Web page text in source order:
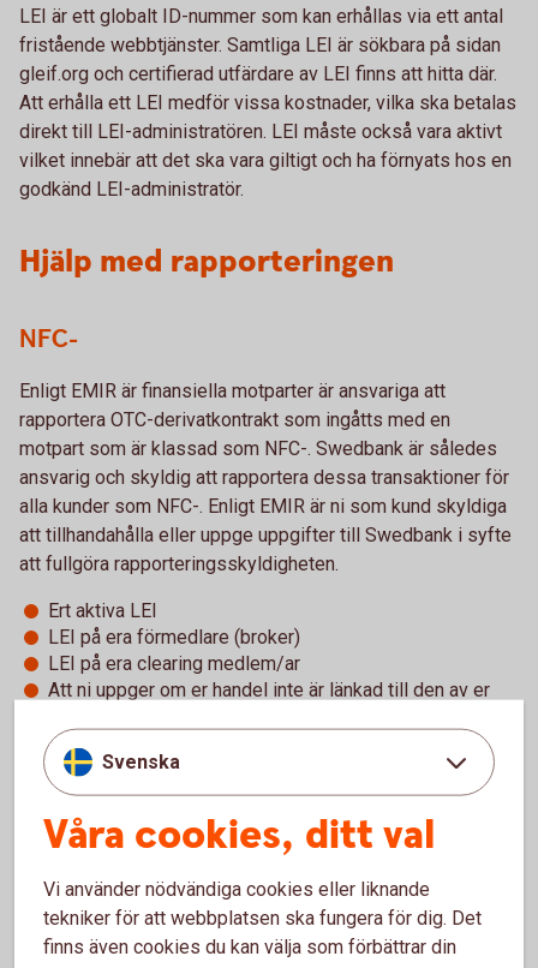
LEI är ett globalt ID-nummer som kan erhållas via ett antal
fristående webbtjänster. Samtliga LEI är sökbara på sidan
gleif.org och certifierad utfärdare av LEI finns att hitta där.
Att erhålla ett LEI medför vissa kostnader, vilka ska betalas
direkt till LEI-administratören. LEI måste också vara aktivt
vilket innebär att det ska vara giltigt och ha förnyats hos en
godkänd LEI-administratör.
Hjälp med rapporteringen
NFC-
Enligt EMIR är finansiella motparter är ansvariga att
rapportera OTC-derivatkontrakt som ingåtts med en
motpart som är klassad som NFC-. Swedbank är således
ansvarig och skyldig att rapportera dessa transaktioner för
alla kunder som NFC-. Enligt EMIR är ni som kund skyldiga
att tillhandahålla eller uppge uppgifter till Swedbank i syfte
att fullgöra rapporteringsskyldigheten.
Ert aktiva LEI
LEI på era förmedlare (broker)
LEI på era clearing medlem/ar
Att ni uppger om er handel inte är länkad till den av er
Dessa uppgifter kan komma att inhämtas av er.
Ni som NFC- är dock rapporteringsskyldiga för era ETD
transaktioner. Swedbank och sparbankerna erbjuder hjälp
för ETD-transaktioner som görs med eller via Swedbank.
För att erhålla tjänsten krävs:
Svenska
Våra cookies, ditt val
Vi använder nödvändiga cookies eller liknande
tekniker för att webbplatsen ska fungera för dig. Det
finns även cookies du kan välja som förbättrar din